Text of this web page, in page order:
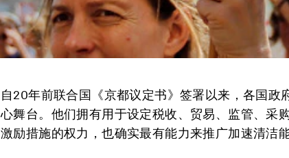
自20年前联合国《京都议定书》签署以来，各国政
心舞台。他们拥有用于设定税收、贸易、监管、采
激励措施的权力，也确实最有能力来推广加速清洁